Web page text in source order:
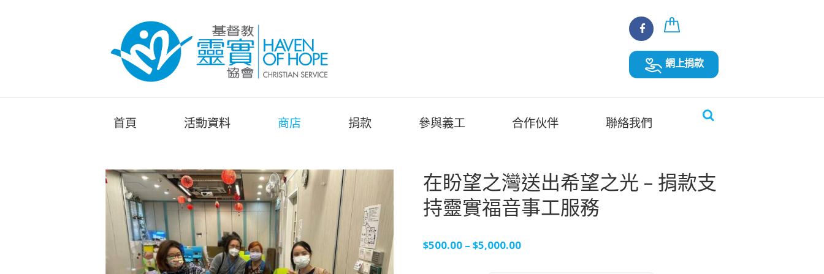
網上捐款
首頁 活動資料 商店 捐款 參與義工 合作伙伴 聯絡我們
在盼望之灣送出希望之光 – 捐款支
持靈實福音事工服務
$500.00 – $5,000.00